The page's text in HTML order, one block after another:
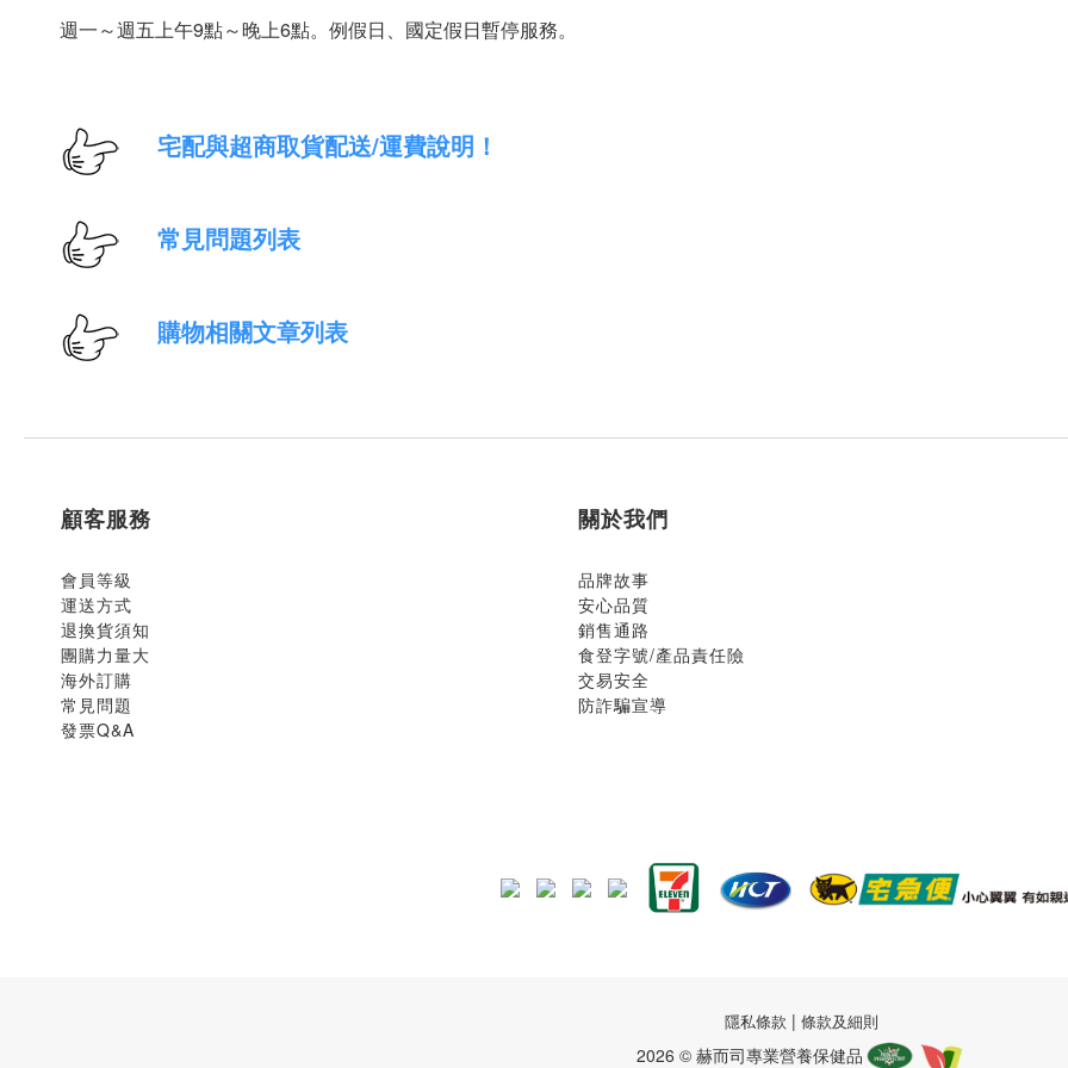
週一～週五上午9點～晚上6點。例假日、國定假日暫停服務。
宅配與超商取貨配送/運費說明！
常見問題列表
購物相關文章列表
顧客服務
會員等級
運送方式
退換貨須知
團購力量大
海外訂購
常見問題
發票Q&A
關於我們
品牌故事
安心品質
銷售通路
食登字號/產品責任險
交易安全
防詐騙宣導
隱私條款 | 條款及細則
2026 © 赫而司專業營養保健品